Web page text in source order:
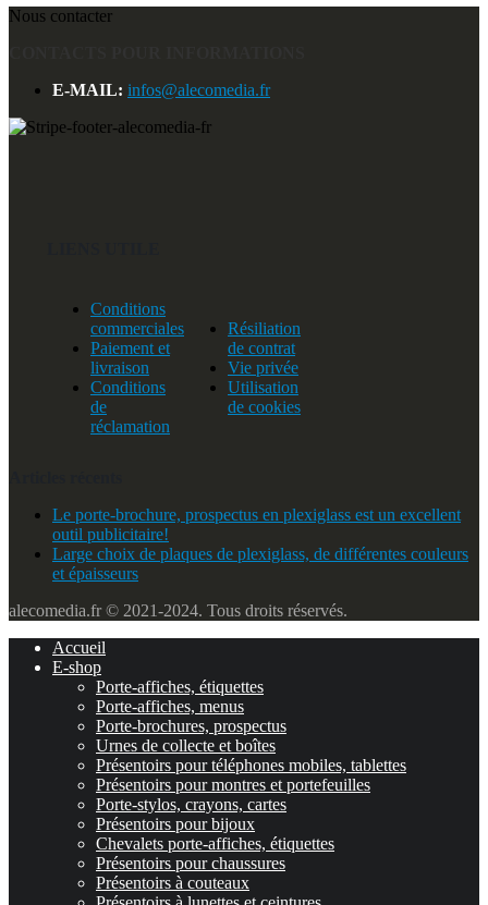
Nous contacter
E-MAIL: infos@alecomedia.fr
Conditions
commerciales
Paiement et
livraison
Conditions
de
réclamation
Résiliation
de contrat
Vie privée
Utilisation
de cookies
Le porte-brochure, prospectus en plexiglass est un excellent
outil publicitaire!
Large choix de plaques de plexiglass, de différentes couleurs
et épaisseurs
alecomedia.fr © 2021-2024. Tous droits réservés.
Accueil
E-shop
Porte-affiches, étiquettes
Porte-affiches, menus
Porte-brochures, prospectus
Urnes de collecte et boîtes
Présentoirs pour téléphones mobiles, tablettes
Présentoirs pour montres et portefeuilles
Porte-stylos, crayons, cartes
Présentoirs pour bijoux
Chevalets porte-affiches, étiquettes
Présentoirs pour chaussures
Présentoirs à couteaux